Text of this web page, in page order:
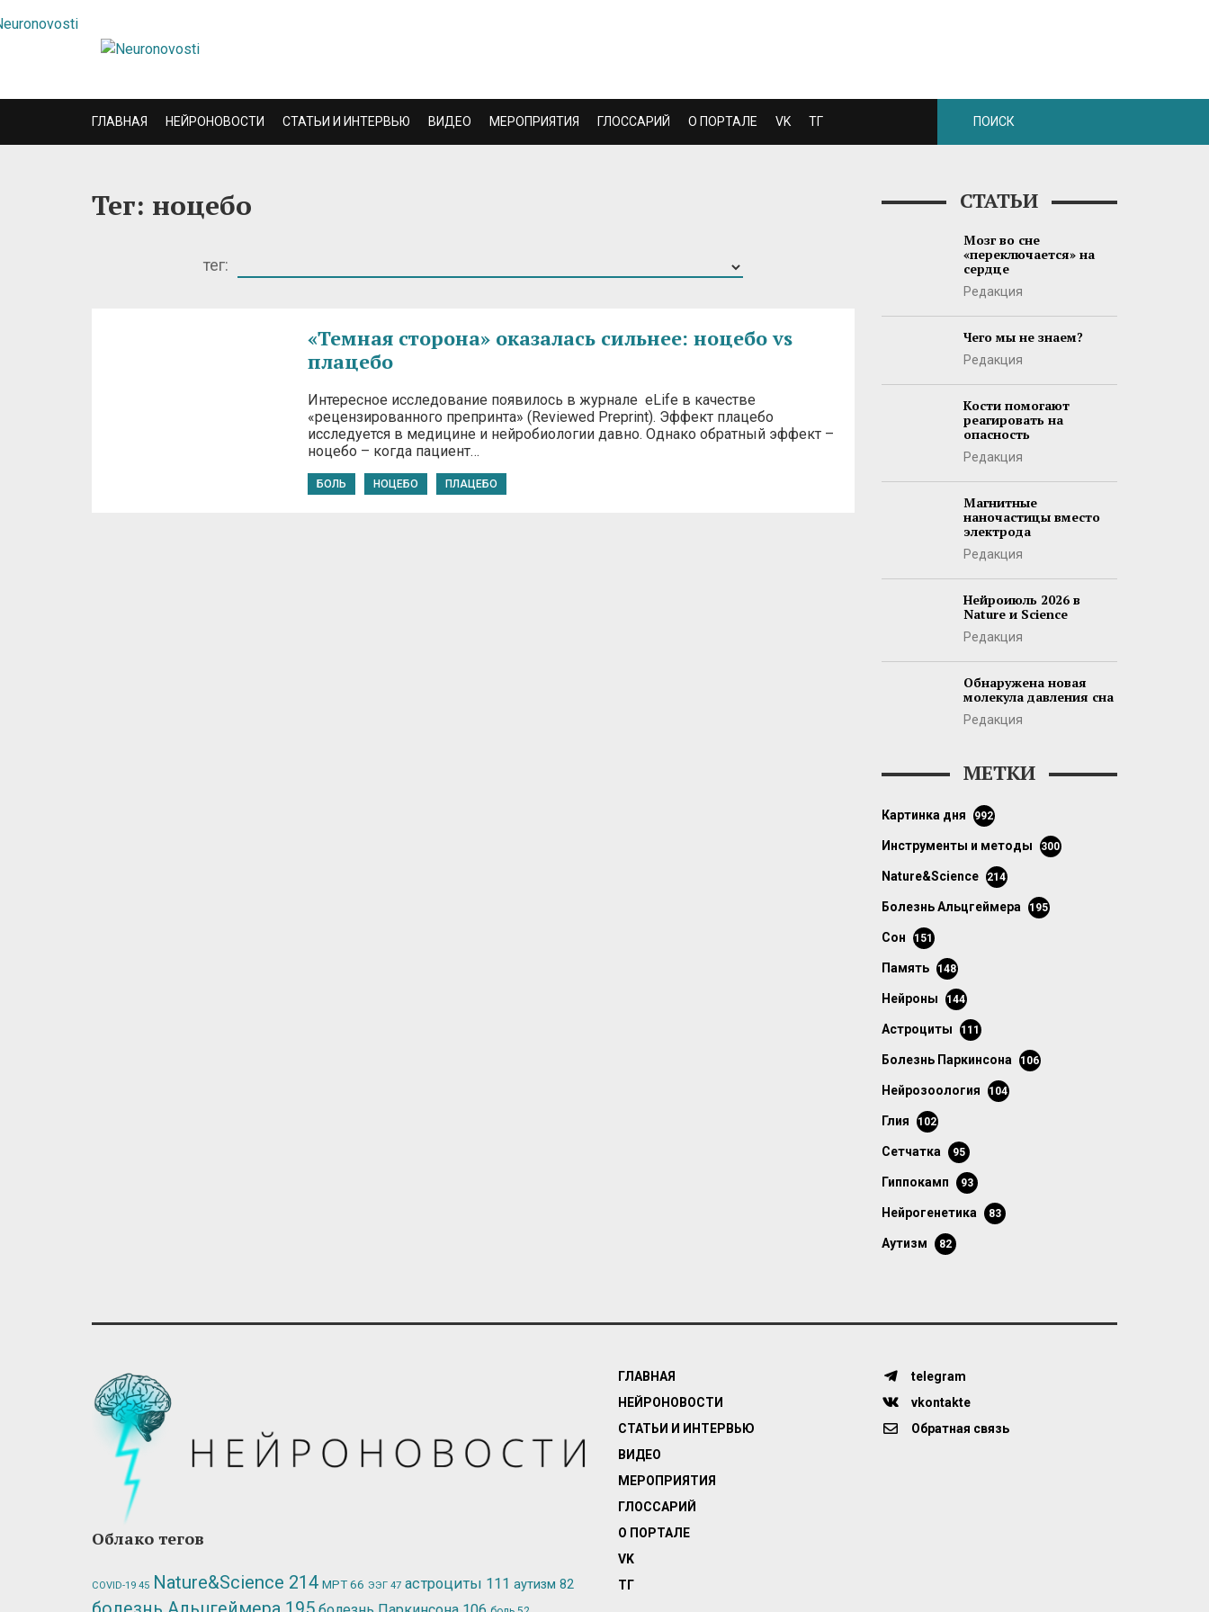
ГЛАВНАЯ НЕЙРОНОВОСТИ СТАТЬИ И ИНТЕРВЬЮ ВИДЕО МЕРОПРИЯТИЯ ГЛОССАРИЙ О ПОРТАЛЕ VK ТГ
Тег: ноцебо
тег:
«Темная сторона» оказалась сильнее: ноцебо vs
плацебо
Интересное исследование появилось в журнале eLife в качестве
«рецензированного препринта» (Reviewed Preprint). Эффект плацебо
исследуется в медицине и нейробиологии давно. Однако обратный эффект –
ноцебо – когда пациент…
БОЛЬ НОЦЕБО ПЛАЦЕБО
СТАТЬИ
Мозг во сне
«переключается» на
сердце
Редакция
Чего мы не знаем?
Редакция
Кости помогают
реагировать на
опасность
Редакция
Магнитные
наночастицы вместо
электрода
Редакция
Нейроиюль 2026 в
Nature и Science
Редакция
Обнаружена новая
молекула давления сна
Редакция
МЕТКИ
картинка дня 992
инструменты и методы 300
Nature&Science 214
болезнь Альцгеймера 195
сон 151
память 148
нейроны 144
астроциты 111
болезнь Паркинсона 106
нейрозоология 104
глия 102
сетчатка 95
гиппокамп 93
нейрогенетика 83
аутизм 82
Облако тегов
COVID-19 45 Nature&Science 214 МРТ66 ЭЭГ 47 астроциты 111 аутизм 82
ГЛАВНАЯ
НЕЙРОНОВОСТИ
СТАТЬИ И ИНТЕРВЬЮ
ВИДЕО
МЕРОПРИЯТИЯ
ГЛОССАРИЙ
О ПОРТАЛЕ
VK
ТГ
telegram
vkontakte
Обратная связь